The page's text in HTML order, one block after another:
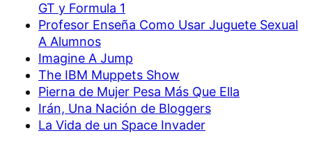
GT y Formula 1
Profesor Enseña Como Usar Juguete Sexual
A Alumnos
Imagine A Jump
The IBM Muppets Show
Pierna de Mujer Pesa Más Que Ella
Irán, Una Nación de Bloggers
La Vida de un Space Invader